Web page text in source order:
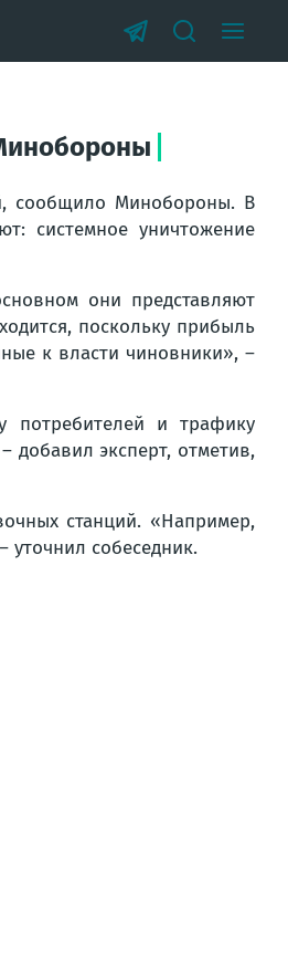
сообщило Минобороны. В
системное уничтожение
они представляют
поскольку прибыль
к власти чиновники», –
потребителей и трафику
добавил эксперт, отметив,
станций. «Например,
собеседник.